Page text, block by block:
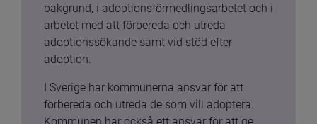
bakgrund, i adoptionsförmedlingsarbetet och i
arbetet med att förbereda och utreda
adoptionssökande samt vid stöd efter
adoption.
I Sverige har kommunerna ansvar för att
förbereda och utreda de som vill adoptera.